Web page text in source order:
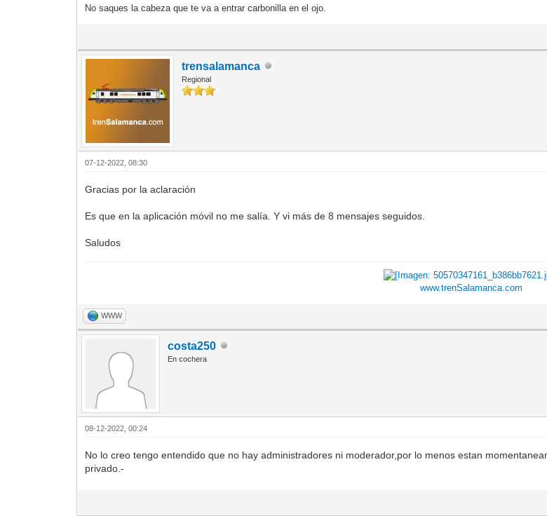
No saques la cabeza que te va a entrar carbonilla en el ojo.
trensalamanca
Regional
07-12-2022, 08:30
Gracias por la aclaración
Es que en la aplicación móvil no me salía. Y vi más de 8 mensajes seguidos.
Saludos
www.trenSalamanca.com
WWW
costa250
En cochera
08-12-2022, 00:24
No lo creo tengo entendido que no hay administradores ni moderador,por lo menos estan
privado.-